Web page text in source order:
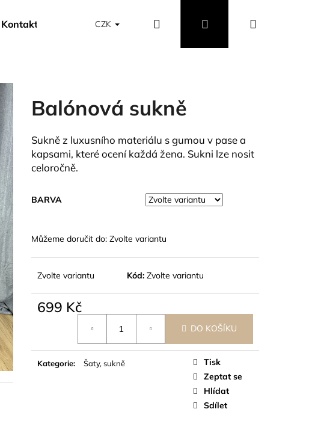
Kontakty Obchodní podmínky Vrácení a výměna zboží
CZK Hledat PřihlášeníNákupní
Balónová sukně
Sukně z luxusního materiálu s gumou v pase a
kapsami, které ocení každá žena. Sukni lze nosit
celoročně.
BARVA
Můžeme doručit do: Zvolte variantu
Zvolte variantu Kód: Zvolte variantu
699 Kč
DO KOŠÍKU
Kategorie: Šaty, sukně
Tisk
Zeptat se
Hlídat
Sdílet